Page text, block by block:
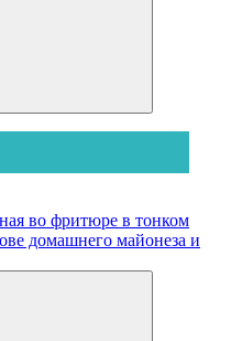
во фритюре в тонком
домашнего майонеза и